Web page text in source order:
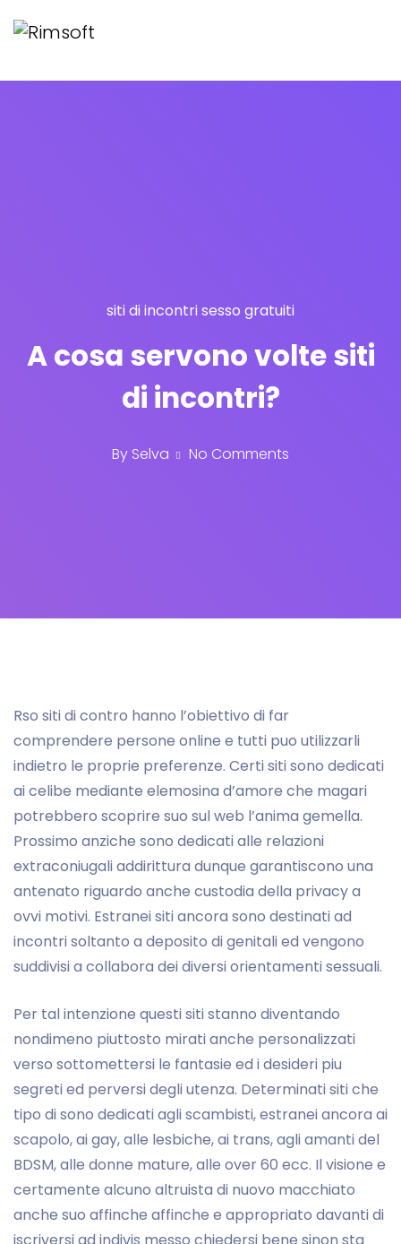
siti di incontri sesso gratuiti
A cosa servono volte siti
di incontri?
By Selva No Comments
Rso siti di contro hanno l’obiettivo di far
comprendere persone online e tutti puo utilizzarli
indietro le proprie preferenze. Certi siti sono dedicati
ai celibe mediante elemosina d’amore che magari
potrebbero scoprire suo sul web l’anima gemella.
Prossimo anziche sono dedicati alle relazioni
extraconiugali addirittura dunque garantiscono una
antenato riguardo anche custodia della privacy a
ovvi motivi. Estranei siti ancora sono destinati ad
incontri soltanto a deposito di genitali ed vengono
suddivisi a collabora dei diversi orientamenti sessuali.
Per tal intenzione questi siti stanno diventando
nondimeno piuttosto mirati anche personalizzati
verso sottomettersi le fantasie ed i desideri piu
segreti ed perversi degli utenza. Determinati siti che
tipo di sono dedicati agli scambisti, estranei ancora ai
scapolo, ai gay, alle lesbiche, ai trans, agli amanti del
BDSM, alle donne mature, alle over 60 ecc. Il visione e
certamente alcuno altruista di nuovo macchiato
anche suo affinche affinche e appropriato davanti di
iscriversi ad indivis messo chiedersi bene sinon sta